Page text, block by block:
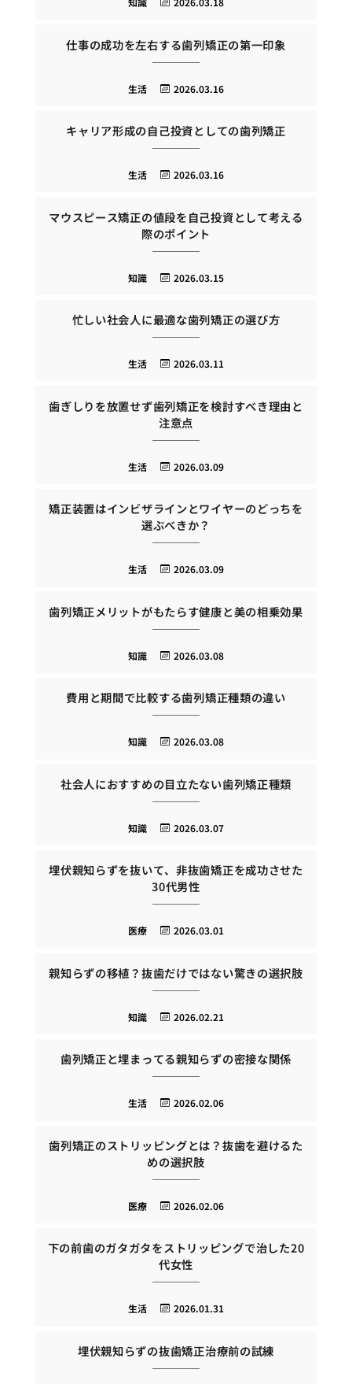
仕事の成功を左右する歯列矯正の第一印象
2026.03.16
生活
キャリア形成の自己投資としての歯列矯正
2026.03.16
生活
マウスピース矯正の値段を自己投資として考える
際のポイント
2026.03.15
知識
忙しい社会人に最適な歯列矯正の選び方
2026.03.11
生活
歯ぎしりを放置せず歯列矯正を検討すべき理由と
注意点
2026.03.09
生活
矯正装置はインビザラインとワイヤーのどっちを
選ぶべきか？
2026.03.09
生活
歯列矯正メリットがもたらす健康と美の相乗効果
2026.03.08
知識
費用と期間で比較する歯列矯正種類の違い
2026.03.08
知識
社会人におすすめの目立たない歯列矯正種類
2026.03.07
知識
埋伏親知らずを抜いて、非抜歯矯正を成功させた
30代男性
2026.03.01
医療
親知らずの移植？抜歯だけではない驚きの選択肢
2026.02.21
知識
歯列矯正と埋まってる親知らずの密接な関係
2026.02.06
生活
歯列矯正のストリッピングとは？抜歯を避けるた
めの選択肢
2026.02.06
医療
下の前歯のガタガタをストリッピングで治した20
代女性
2026.01.31
生活
埋伏親知らずの抜歯矯正治療前の試練